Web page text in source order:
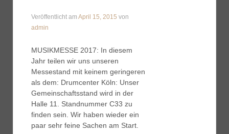
Veröffentlicht am April 15, 2015 von
admin
MUSIKMESSE 2017: In diesem
Jahr teilen wir uns unseren
Messestand mit keinem geringeren
als dem: Drumcenter Köln: Unser
Gemeinschaftsstand wird in der
Halle 11. Standnummer C33 zu
finden sein. Wir haben wieder ein
paar sehr feine Sachen am Start.